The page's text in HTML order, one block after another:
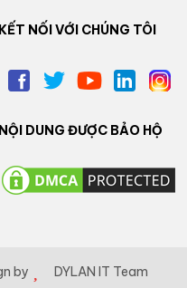
KẾT NỐI VỚI CHÚNG TÔI
NỘI DUNG ĐƯỢC BẢO HỘ
by DYLAN IT Team